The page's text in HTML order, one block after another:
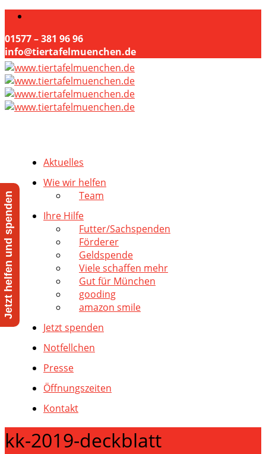
01577 – 381 96 96
info@tiertafelmuenchen.de
Aktuelles
Wie wir helfen
Team
Ihre Hilfe
Futter/Sachspenden
Förderer
Geldspende
Viele schaffen mehr
Gut für München
gooding
amazon smile
Jetzt spenden
Notfellchen
Presse
Öffnungszeiten
Kontakt
kk-2019-deckblatt
Jetzt helfen und spenden